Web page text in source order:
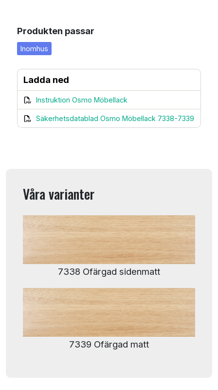
Produkten passar
Inomhus
Ladda ned
Instruktion Osmo Möbellack
Säkerhetsdatablad Osmo Möbellack 7338-7339
Våra varianter
7338 Ofärgad sidenmatt
7339 Ofärgad matt